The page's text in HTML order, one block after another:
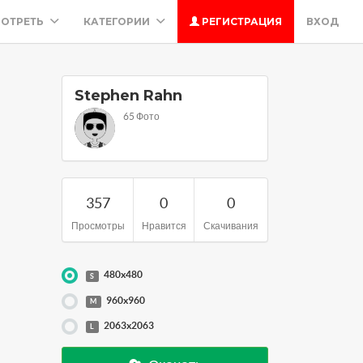
КАТЕГОРИИ РЕГИСТРАЦИЯ ВХОД
Stephen Rahn
65 Фото
357
Просмотры
0
Нравится
0
Скачивания
S 480x480
M 960x960
L 2063x2063